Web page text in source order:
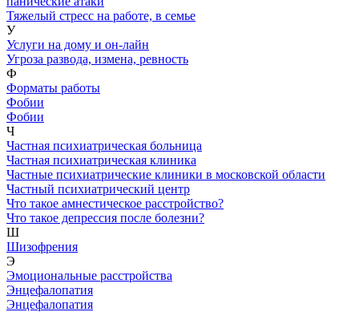
Тяжелый стресс на работе, в семье
У
Услуги на дому и он-лайн
Угроза развода, измена, ревность
Ф
Форматы работы
Фобии
Фобии
Ч
Частная психиатрическая больница
Частная психиатрическая клиника
Частные психиатрические клиники в московской области
Частный психиатрический центр
Что такое амнестическое расстройство?
Что такое депрессия после болезни?
Ш
Шизофрения
Э
Эмоциональные расстройства
Энцефалопатия
Энцефалопатия